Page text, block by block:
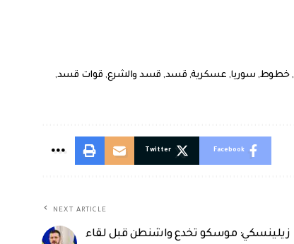
,خطوط, سوريا, عسكرية, قسد, قسد والشرع, قوات قسد,
Facebook
Twitter
NEXT ARTICLE
زيلينسكي: موسكو تخدع واشنطن قبل لقاء